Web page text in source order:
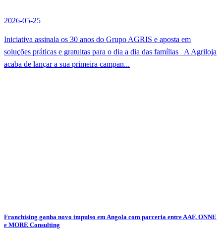
2026-05-25
Iniciativa assinala os 30 anos do Grupo AGRIS e aposta em
soluções práticas e gratuitas para o dia a dia das famílias A Agriloja
acaba de lançar a sua primeira campan...
Franchising ganha novo impulso em Angola com parceria entre AAF, ONNE
e MORE Consulting